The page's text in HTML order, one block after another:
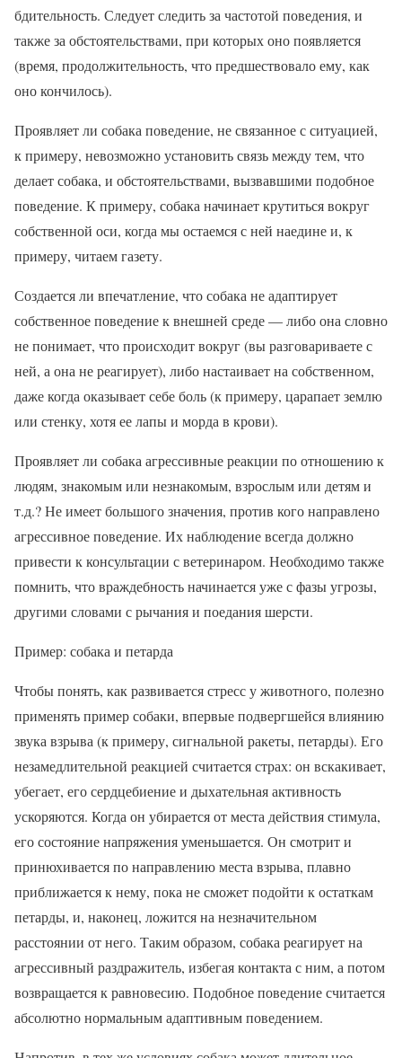
бдительность. Следует следить за частотой поведения, и
также за обстоятельствами, при которых оно появляется
(время, продолжительность, что предшествовало ему, как
оно кончилось).
Проявляет ли собака поведение, не связанное с ситуацией,
к примеру, невозможно установить связь между тем, что
делает собака, и обстоятельствами, вызвавшими подобное
поведение. К примеру, собака начинает крутиться вокруг
собственной оси, когда мы остаемся с ней наедине и, к
примеру, читаем газету.
Создается ли впечатление, что собака не адаптирует
собственное поведение к внешней среде — либо она словно
не понимает, что происходит вокруг (вы разговариваете с
ней, а она не реагирует), либо настаивает на собственном,
даже когда оказывает себе боль (к примеру, царапает землю
или стенку, хотя ее лапы и морда в крови).
Проявляет ли собака агрессивные реакции по отношению к
людям, знакомым или незнакомым, взрослым или детям и
т.д.? Не имеет большого значения, против кого направлено
агрессивное поведение. Их наблюдение всегда должно
привести к консультации с ветеринаром. Необходимо также
помнить, что враждебность начинается уже с фазы угрозы,
другими словами с рычания и поедания шерсти.
Пример: собака и петарда
Чтобы понять, как развивается стресс у животного, полезно
применять пример собаки, впервые подвергшейся влиянию
звука взрыва (к примеру, сигнальной ракеты, петарды). Его
незамедлительной реакцией считается страх: он вскакивает,
убегает, его сердцебиение и дыхательная активность
ускоряются. Когда он убирается от места действия стимула,
его состояние напряжения уменьшается. Он смотрит и
принюхивается по направлению места взрыва, плавно
приближается к нему, пока не сможет подойти к остаткам
петарды, и, наконец, ложится на незначительном
расстоянии от него. Таким образом, собака реагирует на
агрессивный раздражитель, избегая контакта с ним, а потом
возвращается к равновесию. Подобное поведение считается
абсолютно нормальным адаптивным поведением.